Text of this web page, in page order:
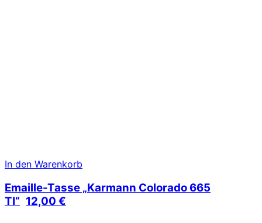
In den Warenkorb
Emaille-Tasse „Karmann Colorado 665
TI“ 12,00 €